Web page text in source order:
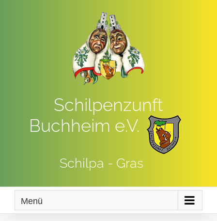
Schilpenzunft
Buchheim e.V.
Schilpa - Gras
Menü